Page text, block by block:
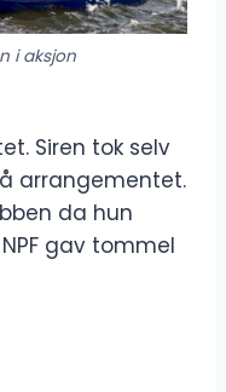
i aksjon
Siren tok selv
arrangementet.
da hun
gav tommel